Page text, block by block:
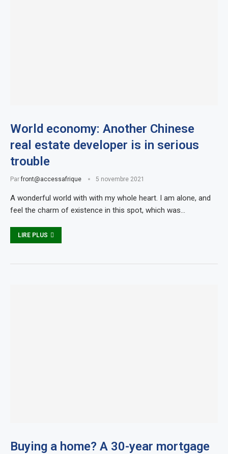
World economy: Another Chinese
real estate developer is in serious
trouble
Parfront@accessafrique 5 novembre 2021
A wonderful world with with my whole heart. I am alone, and
feel the charm of existence in this spot, which was…
LIRE PLUS
Buying a home? A 30-year mortgage